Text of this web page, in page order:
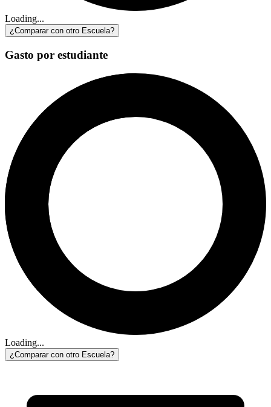
Loading...
¿Comparar con otro Escuela?
Gasto por estudiante
Loading...
¿Comparar con otro Escuela?